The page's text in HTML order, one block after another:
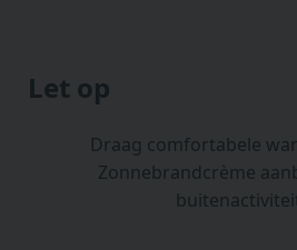
Let op
Draag comfortabele
Zonnebrandcrème